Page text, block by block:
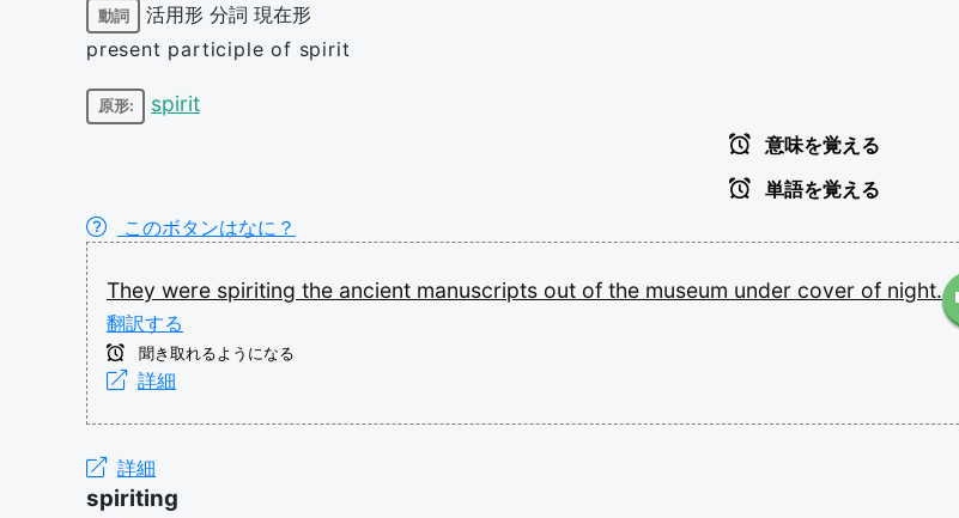
動詞 活用形 分詞 現在形
present participle of spirit
原形: spirit
意味を覚える
単語を覚える
このボタンはなに？
They were spiriting the ancient manuscripts out of the museum under cover of night.
翻訳する
聞き取れるようになる
詳細
詳細
spiriting